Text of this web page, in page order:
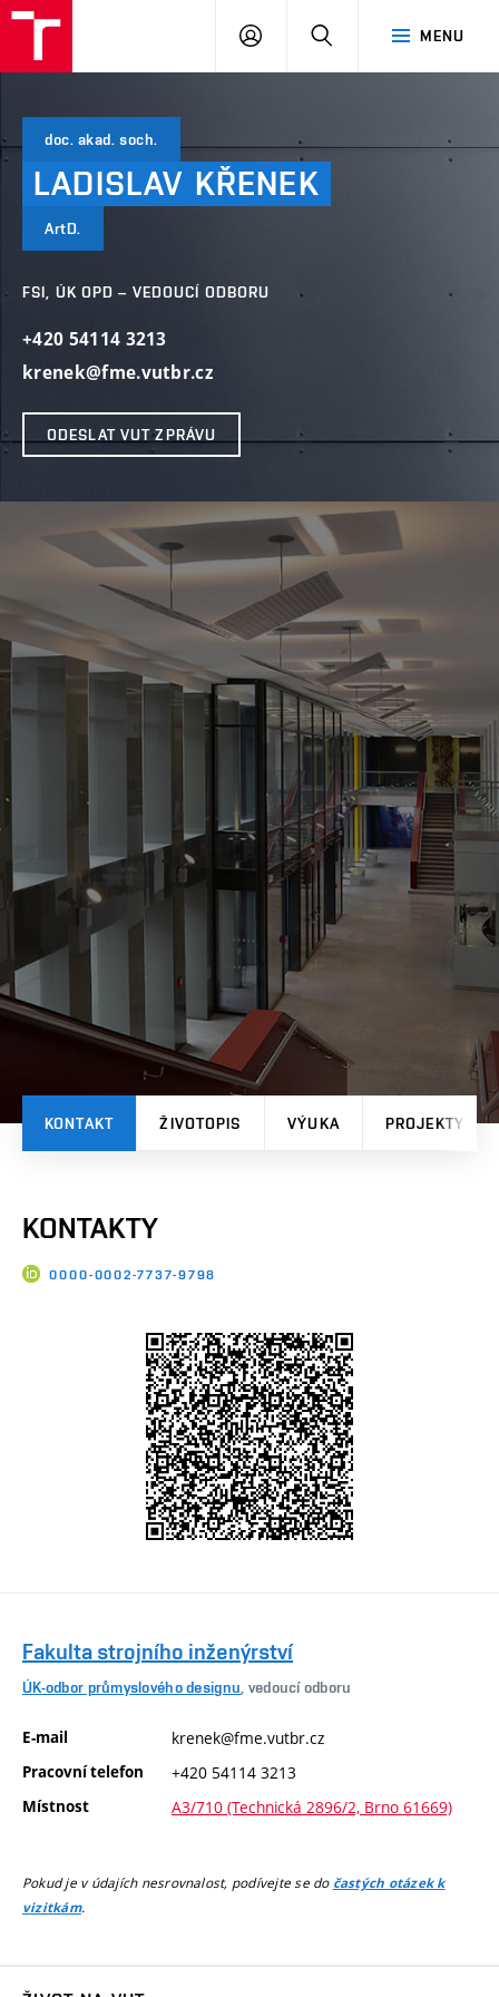
MENU
PŘIHLÁSIT
doc. akad. soch.
LADISLAV KŘENEK
ArtD.
FSI, ÚK OPD – VEDOUCÍ ODBORU
+420 54114 3213
krenek@fme.vutbr.cz
ODESLAT VUT ZPRÁVU
KONTAKT ŽIVOTOPIS VÝUKA PROJEKTY
KONTAKTY
0000-0002-7737-9798
Fakulta strojního inženýrství
ÚK-odbor průmyslového designu, vedoucí odboru
E-mail krenek@fme.vutbr.cz
Pracovní telefon +420 54114 3213
Místnost A3/710 (Technická 2896/2, Brno 61669)
Pokud je v údajích nesrovnalost, podívejte se do častých otázek k
vizitkám.